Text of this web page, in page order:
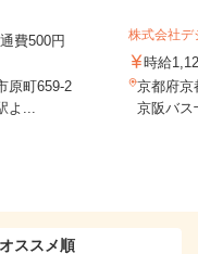
費500円
原町659-2
よ...
株式会社
時給
京都府京
京阪バス